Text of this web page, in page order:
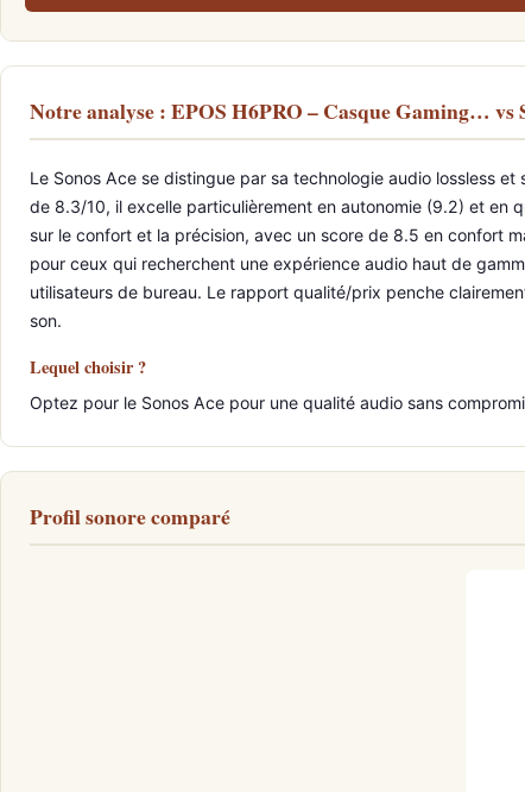
Notre analyse : EPOS H6PRO – Casque Gaming… vs
Le Sonos Ace se distingue par sa technologie audio lossless
de 8.3/10, il excelle particulièrement en autonomie (9.2) et en
sur le confort et la précision, avec un score de 8.5 en confort
pour ceux qui recherchent une expérience audio haut de
utilisateurs de bureau. Le rapport qualité/prix penche
son.
Lequel choisir ?
Optez pour le Sonos Ace pour une qualité audio sans
Profil sonore comparé